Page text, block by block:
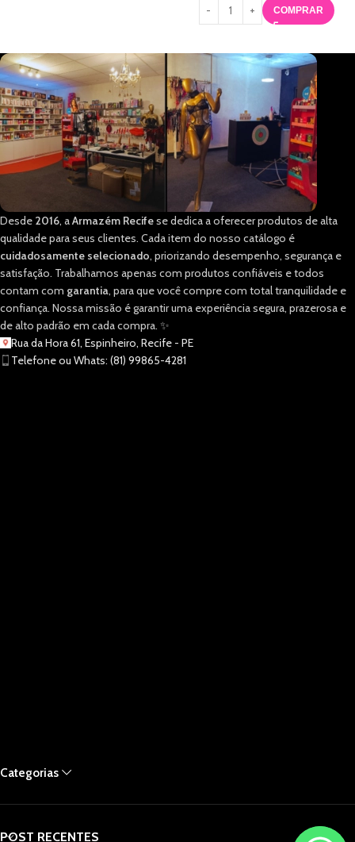
COMPRAR
Desde 2016, aArmazém Recifese dedica a oferecer produtos de alta
qualidade para seus clientes. Cada item do nosso catálogo é
cuidadosamente selecionado, priorizando desempenho, segurança e
satisfação. Trabalhamos apenas com produtos confiáveis e todos
contam com garantia, para que você compre com total tranquilidade e
confiança. Nossa missão é garantir uma experiência segura, prazerosa e
de alto padrão em cada compra. ✨
Rua da Hora 61, Espinheiro, Recife - PE
Telefone ou Whats: (81) 99865-4281
Categorias
POST RECENTES